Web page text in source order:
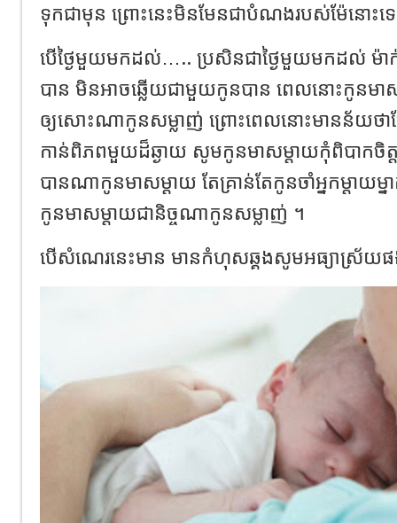
ទុកជាមុន ព្រោះនេះមិនមែនជាបំណងរបស់ម៉ែនោះ
បើថ្ងៃមួយមកដល់….. ប្រសិនជាថ្ងៃមួយមកដល់ ម៉
បាន មិនអាចឆ្លើយជាមួយកូនបាន ពេលនោះកូនមា
ឲ្យសោះណាកូនសម្លាញ់ ព្រោះពេលនោះមានន័យថា
កាន់ពិភពមួយដ៏ឆ្ងាយ សូមកូនមាសម្តាយកុំពិបាកចិត្ត
បានណាកូនមាសម្តាយ តែគ្រាន់តែកូនចាំអ្នកម្តាយម្ន
កូនមាសម្តាយជានិច្ចណាកូនសម្លាញ់ ។
បើសំណេរនេះមាន មានកំហុសឆ្គងសូមអធ្យាស្រ័យ